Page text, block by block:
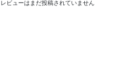
レビューはまだ投稿されていません